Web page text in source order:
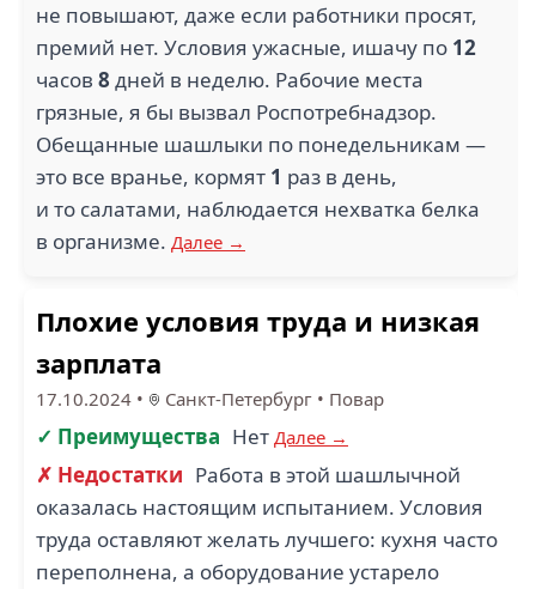
не повышают, даже если работники просят,
премий нет. Условия ужасные, ишачу по 12
часов 8 дней в неделю. Рабочие места
грязные, я бы вызвал Роспотребнадзор.
Обещанные шашлыки по понедельникам —
это все вранье, кормят 1 раз в день,
и то салатами, наблюдается нехватка белка
в организме. Далее →
Плохие условия труда и низкая
зарплата
17.10.2024 • Санкт-Петербург • Повар
✓ Преимущества Нет Далее →
✗ Недостатки Работа в этой шашлычной
оказалась настоящим испытанием. Условия
труда оставляют желать лучшего: кухня часто
переполнена, а оборудование устарело